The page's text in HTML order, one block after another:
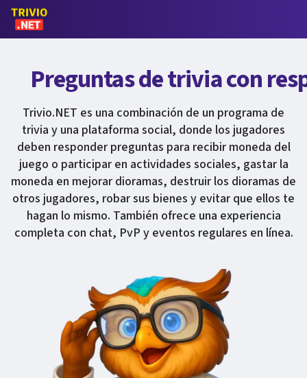
Preguntas de trivia con
Trivio.NET es una combinación de un programa de
trivia y una plataforma social, donde los jugadores
deben responder preguntas para recibir moneda del
juego o participar en actividades sociales, gastar la
moneda en mejorar dioramas, destruir los dioramas de
otros jugadores, robar sus bienes y evitar que ellos te
hagan lo mismo. También ofrece una experiencia
completa con chat, PvP y eventos regulares en línea.